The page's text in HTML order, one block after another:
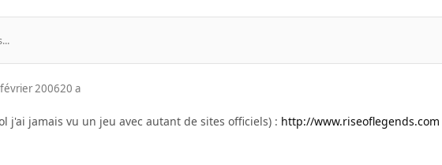
200620 a
j'ai jamais vu un jeu avec autant de sites officiels) : http://www.riseoflegends.com